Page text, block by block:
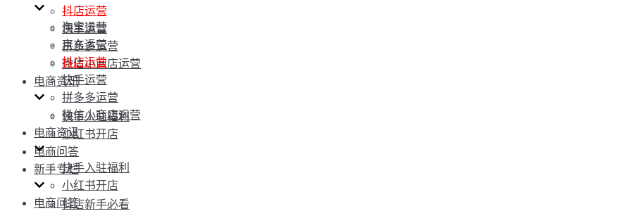
抖店运营
快手运营
拼多多运营
微信小商店运营
电商资讯
快手入驻福利
小红书开店
电商问答
新手专栏
抖店新手必看
淘宝运营
京东运营
抖店运营
快手运营
拼多多运营
微信小商店运营
电商资讯
快手入驻福利
小红书开店
电商问答